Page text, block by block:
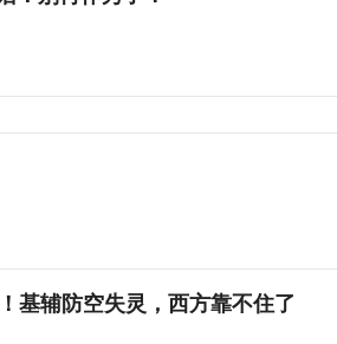
基辅防空失灵，西方靠不住了